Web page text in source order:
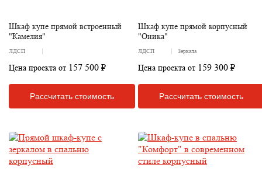
Шкаф купе прямой встроенный
"Камелия"
ЛДСП
Цена проекта от 157 500 ₽
Рассчитать стоимость
Шкаф купе прямой корпусный
"Оника"
ЛДСП Зеркала
Цена проекта от 159 300 ₽
Рассчитать стоимость